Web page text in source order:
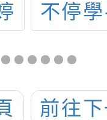
不停
同步
(六
前往